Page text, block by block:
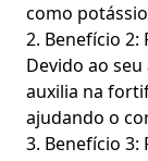
como
2. Benefício
Devido ao
auxilia na
ajudando o
3. Benefício 3: